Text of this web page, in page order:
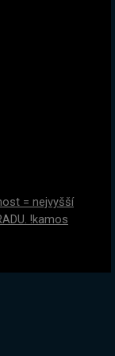
= nejvyšší
!kamos